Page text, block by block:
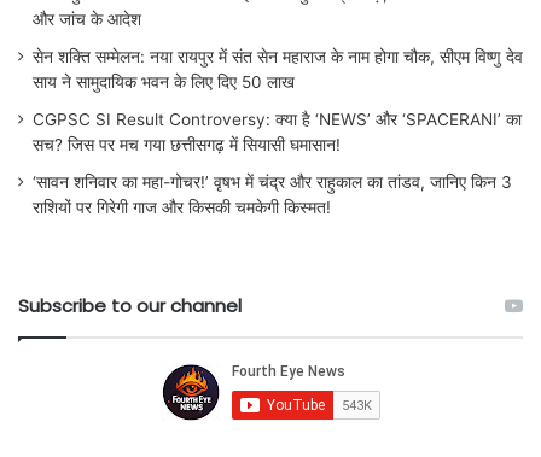
और जांच के आदेश
सेन शक्ति सम्मेलन: नया रायपुर में संत सेन महाराज के नाम होगा चौक, सीएम विष्णु देव
साय ने सामुदायिक भवन के लिए दिए 50 लाख
CGPSC SI Result Controversy: क्या है ‘NEWS’ और ‘SPACERANI’ का
सच? जिस पर मच गया छत्तीसगढ़ में सियासी घमासान!
‘सावन शनिवार का महा-गोचर!’ वृषभ में चंद्र और राहुकाल का तांडव, जानिए किन 3
राशियों पर गिरेगी गाज और किसकी चमकेगी किस्मत!
Subscribe to our channel